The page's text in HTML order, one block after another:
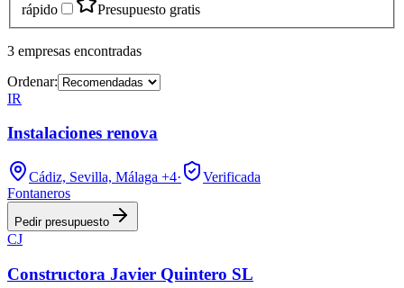
rápido
Presupuesto gratis
3 empresas encontradas
Ordenar:
IR
Instalaciones renova
Cádiz, Sevilla, Málaga +4·
Verificada
Fontaneros
Pedir presupuesto
CJ
Constructora Javier Quintero SL